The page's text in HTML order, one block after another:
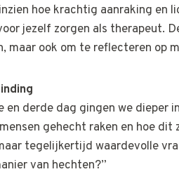
hoe krachtig aanraking en
jezelf zorgen als therapeut.
maar ook om te reflecteren op
en derde dag gingen we dieper
gehecht raken en hoe
tegelijkertijd waardevolle
van hechten?”